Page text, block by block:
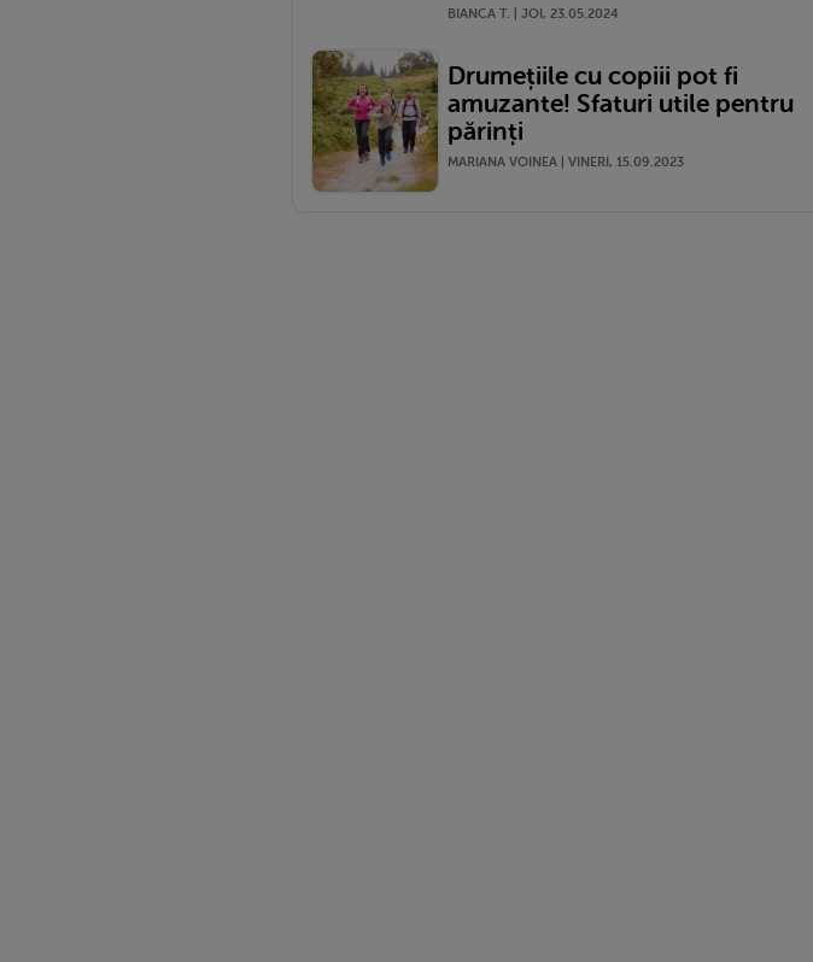
BIANCA T. | JOI, 23.05.2024
Drumețiile cu copiii pot fi
amuzante! Sfaturi utile pentru
părinți
MARIANA VOINEA | VINERI, 15.09.2023